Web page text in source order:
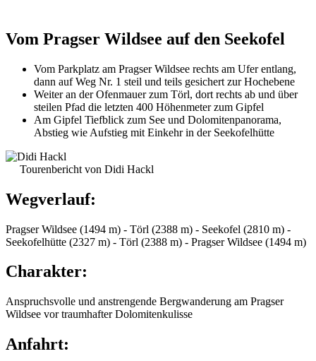
Vom Pragser Wildsee auf den Seekofel
Vom Parkplatz am Pragser Wildsee rechts am Ufer entlang,
dann auf Weg Nr. 1 steil und teils gesichert zur Hochebene
Weiter an der Ofenmauer zum Törl, dort rechts ab und über
steilen Pfad die letzten 400 Höhenmeter zum Gipfel
Am Gipfel Tiefblick zum See und Dolomitenpanorama,
Abstieg wie Aufstieg mit Einkehr in der Seekofelhütte
Tourenbericht von Didi Hackl
Wegverlauf:
Pragser Wildsee (1494 m) - Törl (2388 m) - Seekofel (2810 m) -
Seekofelhütte (2327 m) - Törl (2388 m) - Pragser Wildsee (1494 m)
Charakter:
Anspruchsvolle und anstrengende Bergwanderung am Pragser
Wildsee vor traumhafter Dolomitenkulisse
Anfahrt: